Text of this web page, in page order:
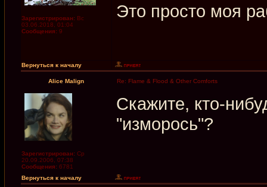
Зарегистрирован: Вс
03.06.2018, 01:04
Сообщения: 9
Это просто моя
Вернуться к началу
Alice Malign Re: Flame & Flood & Other Comforts
Зарегистрирован: Ср
20.09.2006, 07:38
Сообщения: 6781
Скажите, кто-
"изморось"?
Вернуться к началу